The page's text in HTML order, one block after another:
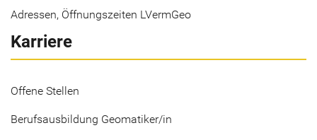
Adressen, Öffnungszeiten LVermGeo
Karriere
Offene Stellen
Berufsausbildung Geomatiker/in